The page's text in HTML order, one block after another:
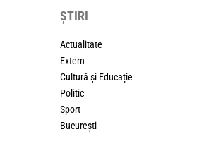
ȘTIRI
Actualitate
Extern
Cultură și Educație
Politic
Sport
București